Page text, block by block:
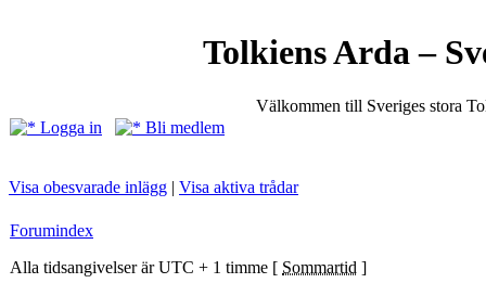
Tolkiens Arda –
Välkommen till Sveriges stora
Logga in
Bli medlem
Visa obesvarade inlägg | Visa aktiva trådar
Forumindex
Alla tidsangivelser är UTC + 1 timme [ Sommartid ]